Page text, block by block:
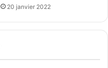
20 janvier 2022